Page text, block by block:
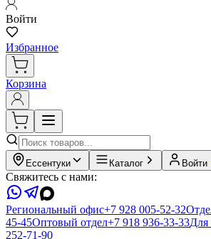
Войти
Избранное
Корзина
Ессентуки Каталог Войти
Свяжитесь с нами:
Региональный офис+7 928 005-52-32
45-45Оптовый отдел+7 918 936-33-33Для
252-71-90